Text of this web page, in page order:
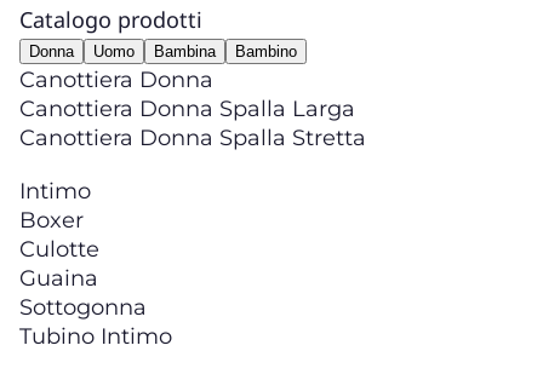
Catalogo prodotti
Donna Uomo Bambina Bambino
Canottiera Donna
Canottiera Donna Spalla Larga
Canottiera Donna Spalla Stretta
Intimo
Boxer
Culotte
Guaina
Sottogonna
Tubino Intimo